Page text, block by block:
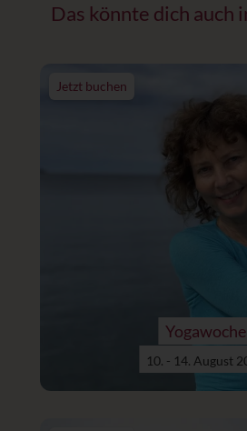
Das könnte dich auch
Jetzt buchen
Yogawoche
10. - 14. August